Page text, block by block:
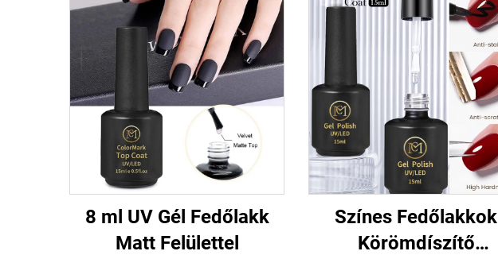
8 ml UV Gél Fedőlakk
Matt Felülettel
Színes Fedőlakkok
Körömdíszítő